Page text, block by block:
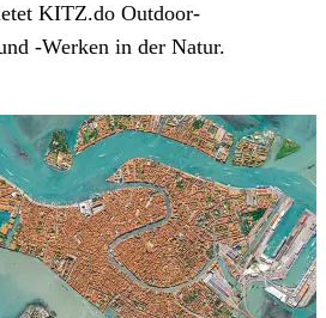
KITZ.do Outdoor-
-Werken in der Natur.